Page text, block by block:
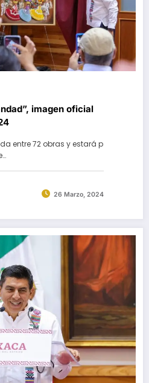
imagen oficial
entre 72 obras y estará p
26 Marzo, 2024